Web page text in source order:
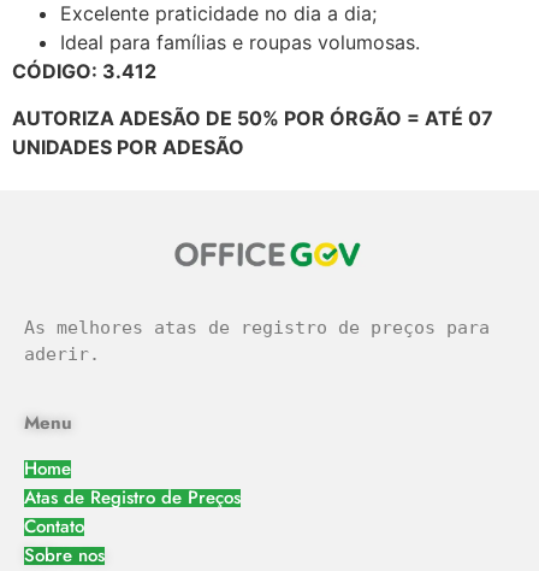
Excelente praticidade no dia a dia;
Ideal para famílias e roupas volumosas.
CÓDIGO: 3.412
AUTORIZA ADESÃO DE 50% POR ÓRGÃO = ATÉ 07
UNIDADES POR ADESÃO
As melhores atas de registro de preços para
aderir.
Menu
Home
Atas de Registro de Preços
Contato
Sobre nos